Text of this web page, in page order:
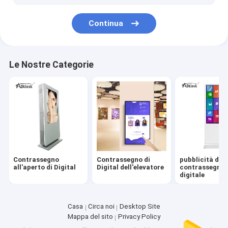
esposizione del fan dell'ologramma 3D
Continua
Le Nostre Categorie
Contrassegno
all'aperto di Digital
Contrassegno di
Digital dell'elevatore
pubblicità del
contrassegno
digitale
Casa Circa noi
Desktop Site
Mappa del sito
Privacy Policy